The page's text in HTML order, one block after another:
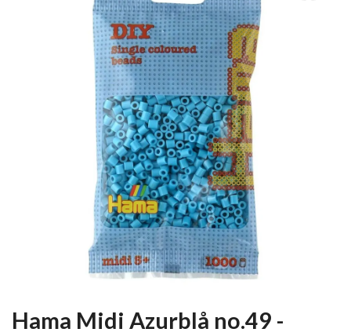
Hama Midi Azurblå no.49 -